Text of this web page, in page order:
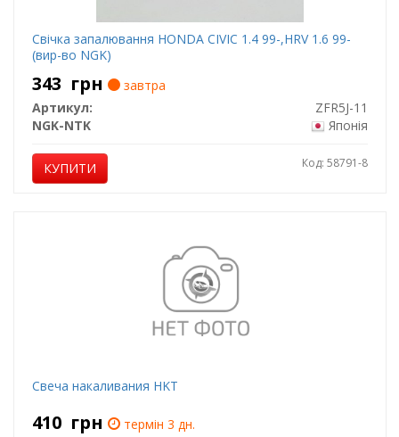
Свічка запалювання HONDA CIVIC 1.4 99-,HRV 1.6 99-
(вир-во NGK)
343 грн
завтра
Артикул:
ZFR5J-11
NGK-NTK
Японія
КУПИТИ Код: 58791-8
Свеча накаливания HKT
410 грн
термін 3 дн.